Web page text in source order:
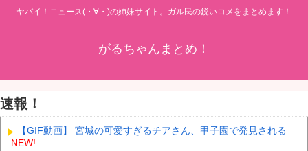
ヤバイ！ニュース(・∀・)の姉妹サイト。ガル民の鋭いコメをまとめます！
がるちゃんまとめ！
速報！
【GIF動画】 宮城の可愛すぎるチアさん、甲子園で発見される
NEW!